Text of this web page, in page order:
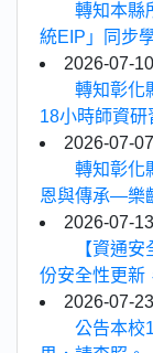
轉知本縣
統EIP」同步
2026-07-10
轉知彰化
18小時師資研
2026-07-07
轉知彰化
恩與傳承—樂
2026-07-13
【資通
份安全性更新
2026-07-23
公告本校